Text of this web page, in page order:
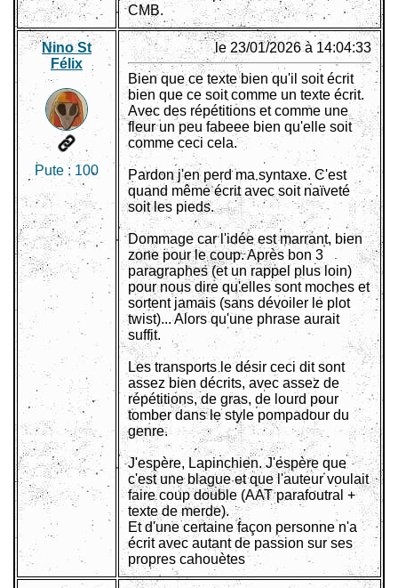
CMB.
Nino St
Félix
Pute : 100
le 23/01/2026 à 14:04:33
Bien que ce texte bien qu'il soit écrit
bien que ce soit comme un texte écrit.
Avec des répétitions et comme une
fleur un peu fabeee bien qu'elle soit
comme ceci cela.
Pardon j'en perd ma syntaxe. C'est
quand même écrit avec soit naïveté
soit les pieds.
Dommage car l'idée est marrant, bien
zone pour le coup. Après bon 3
paragraphes (et un rappel plus loin)
pour nous dire qu'elles sont moches et
sortent jamais (sans dévoiler le plot
twist)... Alors qu'une phrase aurait
suffit.
Les transports le désir ceci dit sont
assez bien décrits, avec assez de
répétitions, de gras, de lourd pour
tomber dans le style pompadour du
genre.
J'espère, Lapinchien. J'espère que
c'est une blague et que l'auteur voulait
faire coup double (AAT parafoutral +
texte de merde).
Et d'une certaine façon personne n'a
écrit avec autant de passion sur ses
propres cahouètes